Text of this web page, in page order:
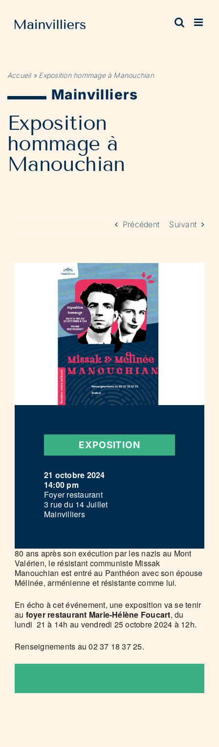
contenu
Accueil» Exposition hommage à Manouchian
Mainvilliers
Exposition
hommage à
Manouchian
Précédent Suivant
EXPOSITION
21 octobre 2024
14:00 pm
Foyer restaurant
3 rue du 14 Juillet
Mainvilliers
80 ans après son exécution par les nazis au Mont
Valérien, le résistant communiste Missak
Manouchian est entré au Panthéon avec son épouse
Mélinée, arménienne et résistante comme lui.
En écho à cet événement, une exposition va se tenir
au foyer restaurant Marie-Hélène Foucart, du
lundi 21 à 14h au vendredi 25 octobre 2024 à 12h.
Renseignements au 02 37 18 37 25.